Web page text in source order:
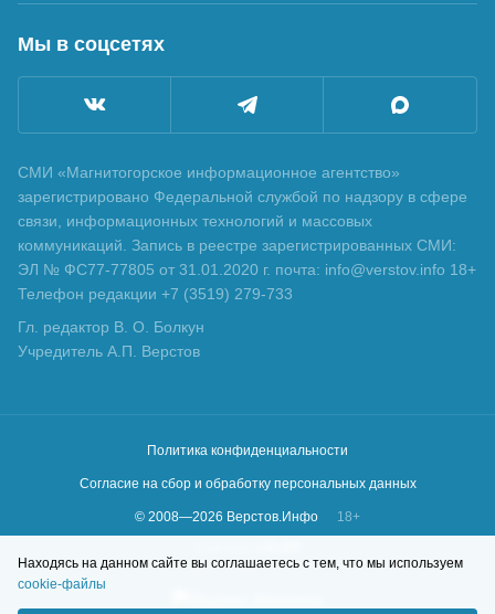
Мы в соцсетях
СМИ «Магнитогорское информационное агентство»
зарегистрировано Федеральной службой по надзору в сфере
связи, информационных технологий и массовых
коммуникаций. Запись в реестре зарегистрированных СМИ:
ЭЛ № ФС77-77805 от 31.01.2020 г. почта: info@verstov.info 18+
Телефон редакции +7 (3519) 279-733
Гл. редактор В. О. Болкун
Учредитель А.П. Верстов
Политика конфиденциальности
Согласие на сбор и обработку персональных данных
© 2008—2026 Верстов.Инфо
18+
Находясь на данном сайте вы соглашаетесь с тем, что мы используем
cookie-файлы